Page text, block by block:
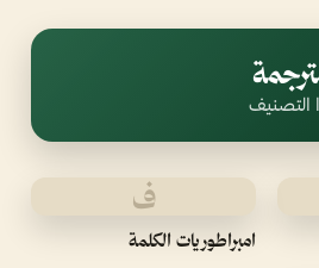
ف
امبراطوريات الكلمة